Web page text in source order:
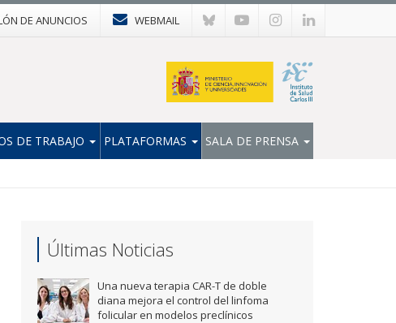
DE ANUNCIOS WEBMAIL
DE TRABAJO PLATAFORMAS SALA DE PRENSA
Últimas Noticias
Una nueva terapia CAR-T de doble
diana mejora el control del linfoma
folicular en modelos preclínicos